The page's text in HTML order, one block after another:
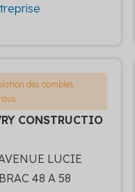
des combles
CONSTRUCTIO
LUCIE
48 A 58